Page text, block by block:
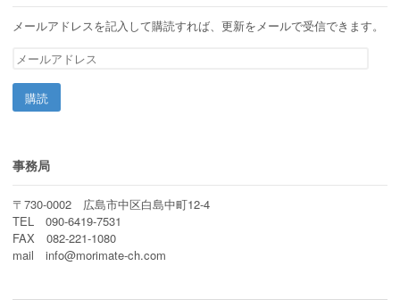
メールアドレスを記入して購読すれば、更新をメールで受信できます。
メ
ル
ア
ス
事務局
〒730-0002 広島市中区白島中町12-4
TEL 090-6419-7531
FAX 082-221-1080
mail info@morimate-ch.com